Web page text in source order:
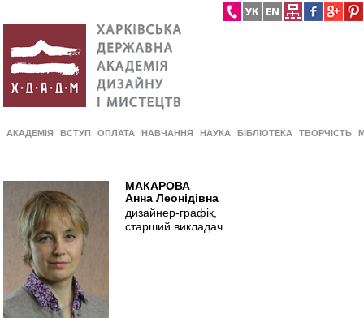
АКАДЕМІЯ ВСТУП ОПЛАТА НАВЧАННЯ НАУКА БІБЛІОТЕКА ТВОРЧІСТЬ
МАКАРОВА
Анна Леонідівна
дизайнер-графік,
старший викладач